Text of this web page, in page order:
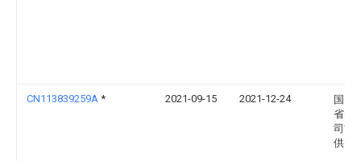
CN113839259A * 2021-09-15 2021-12-24
国网
省电
司博
供电